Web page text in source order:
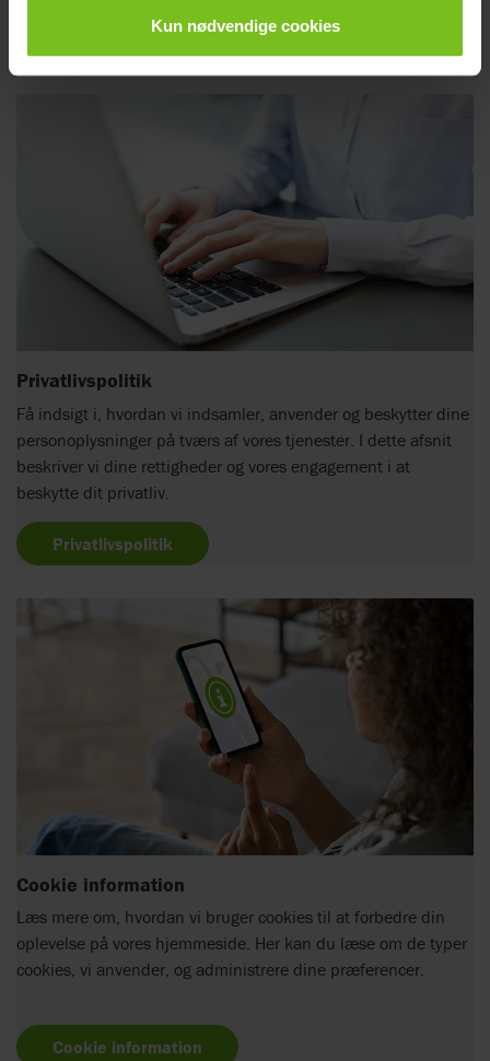
Kun nødvendige cookies
Mere information
Privatlivspolitik
Få indsigt i, hvordan vi indsamler, anvender og beskytter dine
personoplysninger på tværs af vores tjenester. I dette afsnit
beskriver vi dine rettigheder og vores engagement i at
beskytte dit privatliv.
Privatlivspolitik
Cookie information
Læs mere om, hvordan vi bruger cookies til at forbedre din
oplevelse på vores hjemmeside. Her kan du læse om de typer
cookies, vi anvender, og administrere dine præferencer.
Cookie information